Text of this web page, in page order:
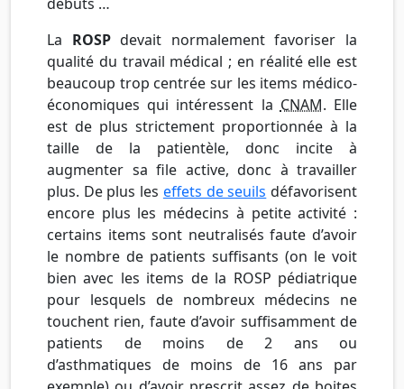
La ROSPdevait normalement favoriser la
qualité du travail médical ; en réalité elle est
beaucoup trop centrée sur les items médico-
économiques qui intéressent la CNAM. Elle
est de plus strictement proportionnée à la
taille de la patientèle, donc incite à
augmenter sa file active, donc à travailler
plus. De plus les effets de seuils défavorisent
encore plus les médecins à petite activité :
certains items sont neutralisés faute d’avoir
le nombre de patients suffisants (on le voit
bien avec les items de la ROSP pédiatrique
pour lesquels de nombreux médecins ne
touchent rien, faute d’avoir suffisamment de
patients de moins de 2 ans ou
d’asthmatiques de moins de 16 ans par